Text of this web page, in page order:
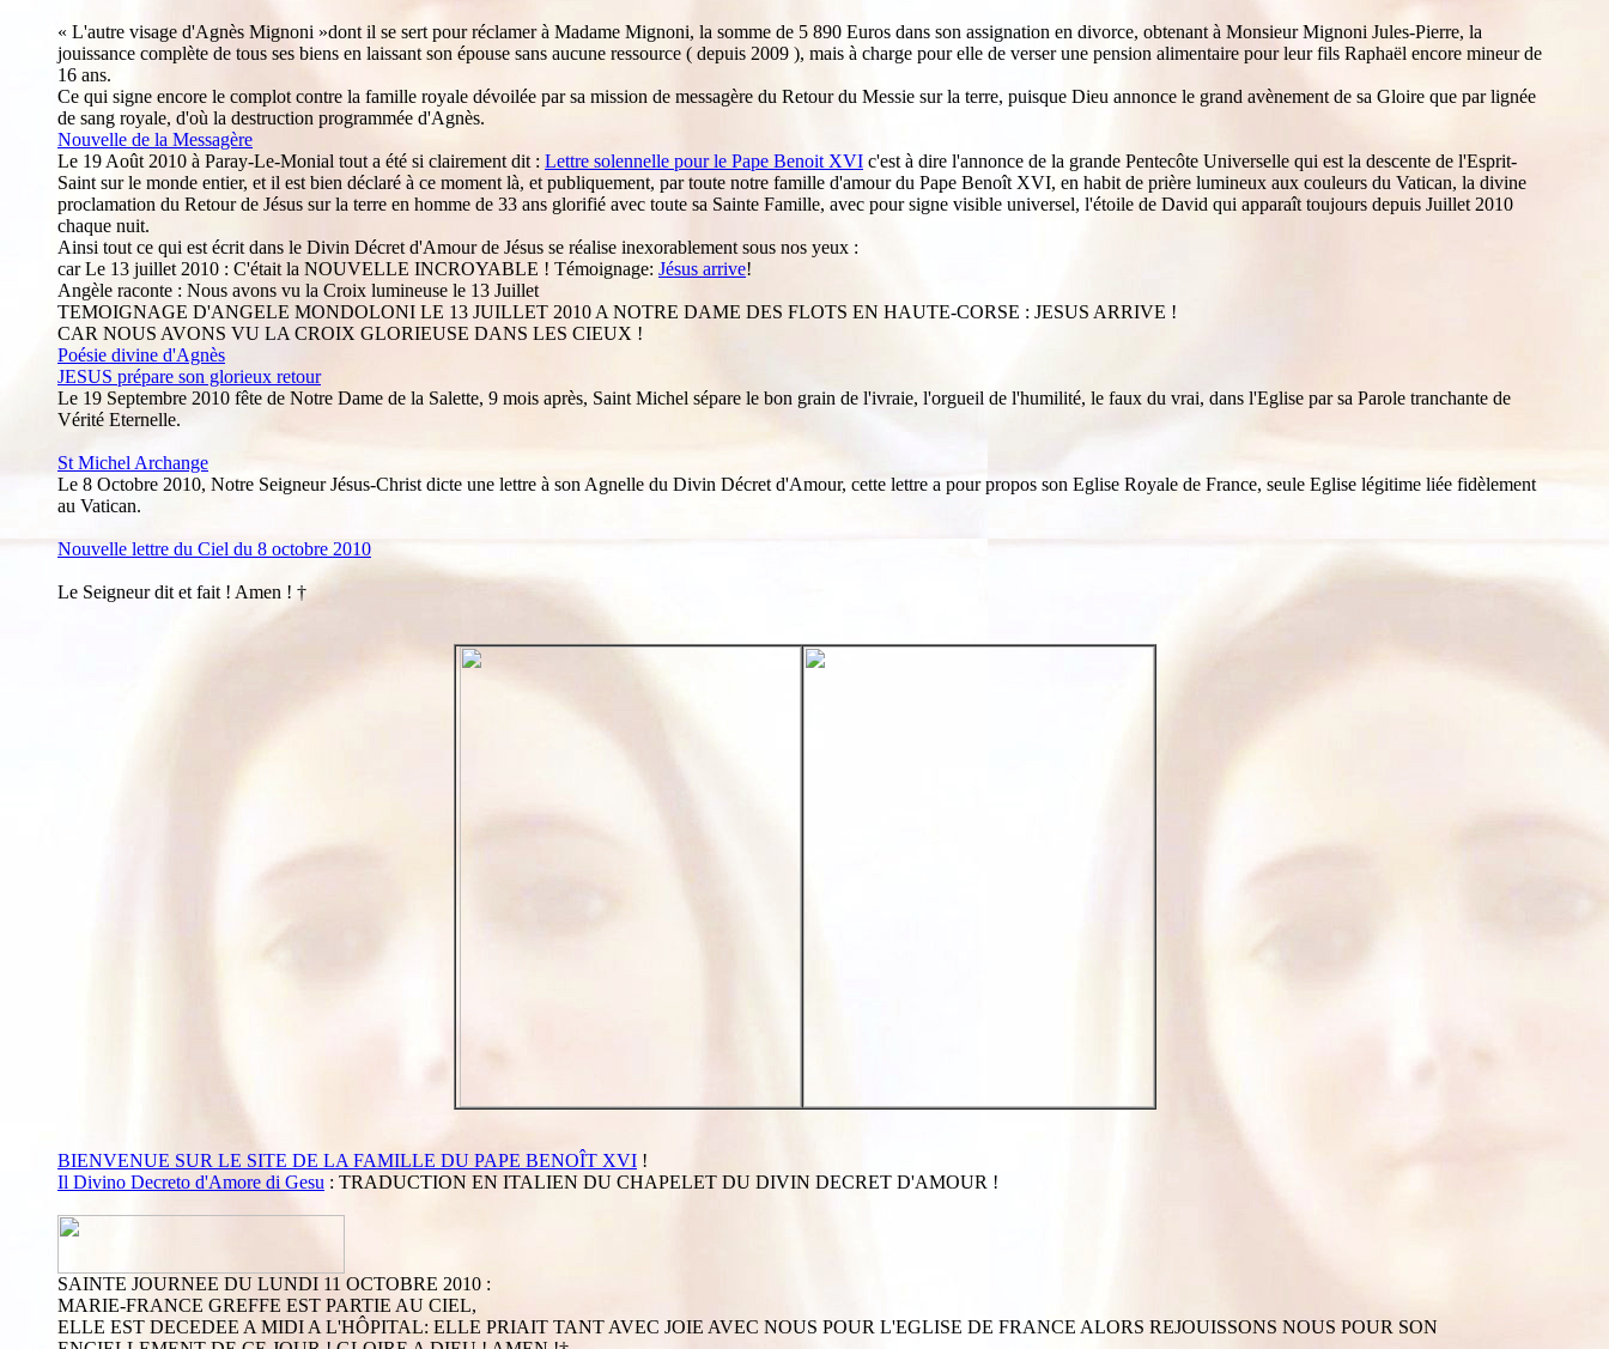
« L'autre visage d'Agnès Mignoni »dont il se sert pour réclamer à Madame Mignoni, la somme de 5 890 Euros dans son assignation en divorce, obtenant à Monsieur Mignoni Jules-Pierre, la
jouissance complète de tous ses biens en laissant son épouse sans aucune ressource ( depuis 2009 ), mais à charge pour elle de verser une pension alimentaire pour leur fils Raphaël encore mineur de
16 ans.
Ce qui signe encore le complot contre la famille royale dévoilée par sa mission de messagère du Retour du Messie sur la terre, puisque Dieu annonce le grand avènement de sa Gloire que par lignée
de sang royale, d'où la destruction programmée d'Agnès.
Nouvelle de la Messagère
Le 19 Août 2010 à Paray-Le-Monial tout a été si clairement dit : Lettre solennelle pour le Pape Benoit XVI c'est à dire l'annonce de la grande Pentecôte Universelle qui est la descente de l'Esprit-
Saint sur le monde entier, et il est bien déclaré à ce moment là, et publiquement, par toute notre famille d'amour du Pape Benoît XVI, en habit de prière lumineux aux couleurs du Vatican, la divine
proclamation du Retour de Jésus sur la terre en homme de 33 ans glorifié avec toute sa Sainte Famille, avec pour signe visible universel, l'étoile de David qui apparaît toujours depuis Juillet 2010
chaque nuit.
Ainsi tout ce qui est écrit dans le Divin Décret d'Amour de Jésus se réalise inexorablement sous nos yeux :
car Le 13 juillet 2010 : C'était la NOUVELLE INCROYABLE ! Témoignage: Jésus arrive!
Angèle raconte : Nous avons vu la Croix lumineuse le 13 Juillet
TEMOIGNAGE D'ANGELE MONDOLONI LE 13 JUILLET 2010 A NOTRE DAME DES FLOTS EN HAUTE-CORSE : JESUS ARRIVE !
CAR NOUS AVONS VU LA CROIX GLORIEUSE DANS LES CIEUX !
Poésie divine d'Agnès
JESUS prépare son glorieux retour
Le 19 Septembre 2010 fête de Notre Dame de la Salette, 9 mois après, Saint Michel sépare le bon grain de l'ivraie, l'orgueil de l'humilité, le faux du vrai, dans l'Eglise par sa Parole tranchante de
Vérité Eternelle.
St Michel Archange
Le 8 Octobre 2010, Notre Seigneur Jésus-Christ dicte une lettre à son Agnelle du Divin Décret d'Amour, cette lettre a pour propos son Eglise Royale de France, seule Eglise légitime liée fidèlement
au Vatican.
Nouvelle lettre du Ciel du 8 octobre 2010
Le Seigneur dit et fait ! Amen ! †
BIENVENUE SUR LE SITE DE LA FAMILLE DU PAPE BENOÎT XVI !
Il Divino Decreto d'Amore di Gesu : TRADUCTION EN ITALIEN DU CHAPELET DU DIVIN DECRET D'AMOUR !
SAINTE JOURNEE DU LUNDI 11 OCTOBRE 2010 :
MARIE-FRANCE GREFFE EST PARTIE AU CIEL,
ELLE EST DECEDEE A MIDI A L'HÔPITAL: ELLE PRIAIT TANT AVEC JOIE AVEC NOUS POUR L'EGLISE DE FRANCE ALORS REJOUISSONS NOUS POUR SON